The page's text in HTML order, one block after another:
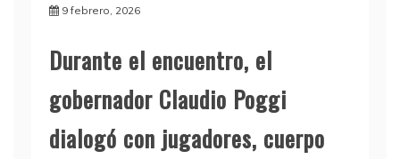
9 febrero, 2026
Durante el encuentro, el
gobernador Claudio Poggi
dialogó con jugadores, cuerpo